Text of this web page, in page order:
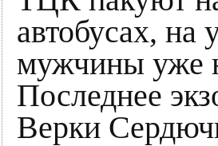
автобусах, на
мужчины уже
Последнее
Верки